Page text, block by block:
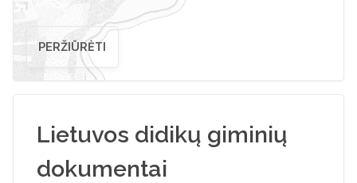
PERŽIŪRĖTI
Lietuvos didikų giminių
dokumentai